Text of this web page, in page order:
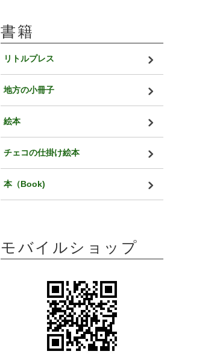
書籍
リトルプレス
地方の小冊子
絵本
チェコの仕掛け絵本
本（Book)
モバイルショップ